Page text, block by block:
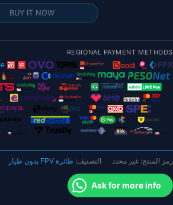
1300
مللي
أمبير
الساعة
وشاحن
في
1
لقطع
غيار
BUY IT NOW
REGIONAL PAYMENT METHODS
رمز المنتج: غير محدد التصنيف: طائرة FPV بدون طيار
Ask for more info